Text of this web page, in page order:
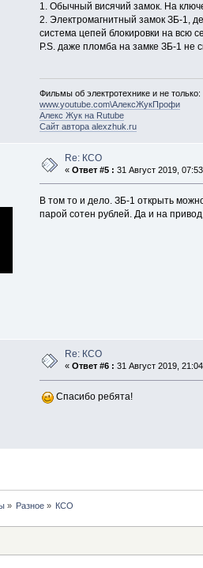
1. Обычный висячий замок. На
2. Электромагнитный замок ЗБ-1,
система цепей блокировки на всю
P.S. даже пломба на замке ЗБ-1 не
Фильмы об электротехнике и не только:
www.youtube.com\АлексЖукПрофи
Алекс Жук на Rutube
Сайт автора alexzhuk.ru
Re: КСО
«Ответ #5 : 31 Август 2019,
В том то и дело. ЗБ-1 открыть
парой сотен рублей. Да и на
Re: КСО
«Ответ #6 : 31 Август 2019,
Спасибо ребята!
» Разное » КСО